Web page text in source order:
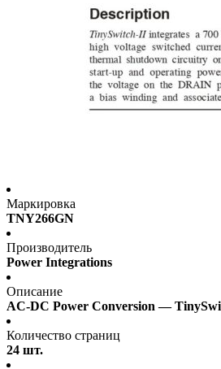
Маркировка
TNY266GN
Производитель
Power Integrations
Описание
AC-DC Power Conversion —
Количество страниц
24 шт.